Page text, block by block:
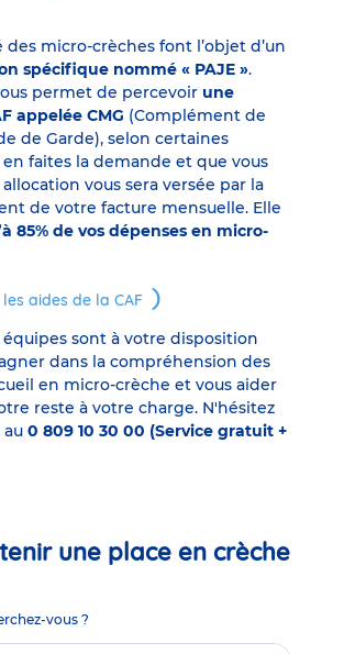
micro-crèches font l’objet d’un
spécifique nommé « PAJE ».
permet de percevoir une
appelée CMG (Complément de
de Garde), selon certaines
faites la demande et que vous
vous sera versée par la
de votre facture mensuelle. Elle
85% de vos dépenses en micro-
aides de la CAF
équipes sont à votre disposition
dans la compréhension des
en micro-crèche et vous aider
reste à votre charge. N'hésitez
au 0 809 10 30 00 (Service gratuit +
une place en crèche
vous ?